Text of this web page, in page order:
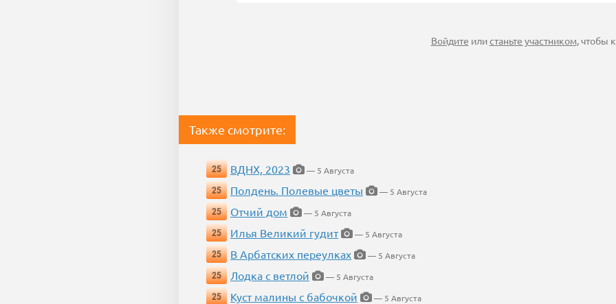
Войдите илистаньте участником, чтобы
Также смотрите:
25 ВДНХ, 2023
— 5 Августа
25
Полдень. Полевые цветы
— 5 Августа
25
Отчий дом
— 5 Августа
25
Илья Великий гудит
— 5 Августа
25
В Арбатских переулках
— 5 Августа
25
Лодка с ветлой
— 5 Августа
25
Куст малины с бабочкой
— 5 Августа